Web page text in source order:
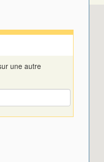
une autre